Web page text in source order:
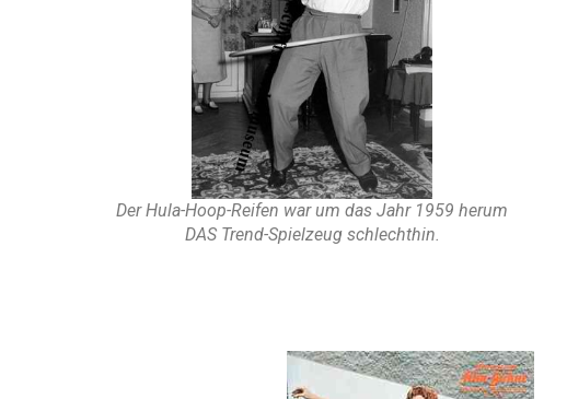
Der Hula-Hoop-Reifen war um das Jahr 1959 herum
DAS Trend-Spielzeug schlechthin.